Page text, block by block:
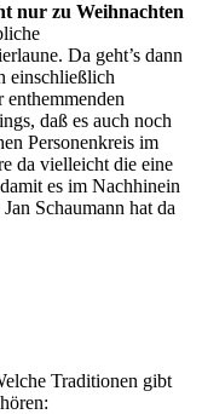
nur zu Weihnachten
Da geht’s dann
einschließlich
daß es auch noch
Personenkreis im
da vielleicht die eine
es im Nachhinein
Schaumann hat da
Traditionen gibt